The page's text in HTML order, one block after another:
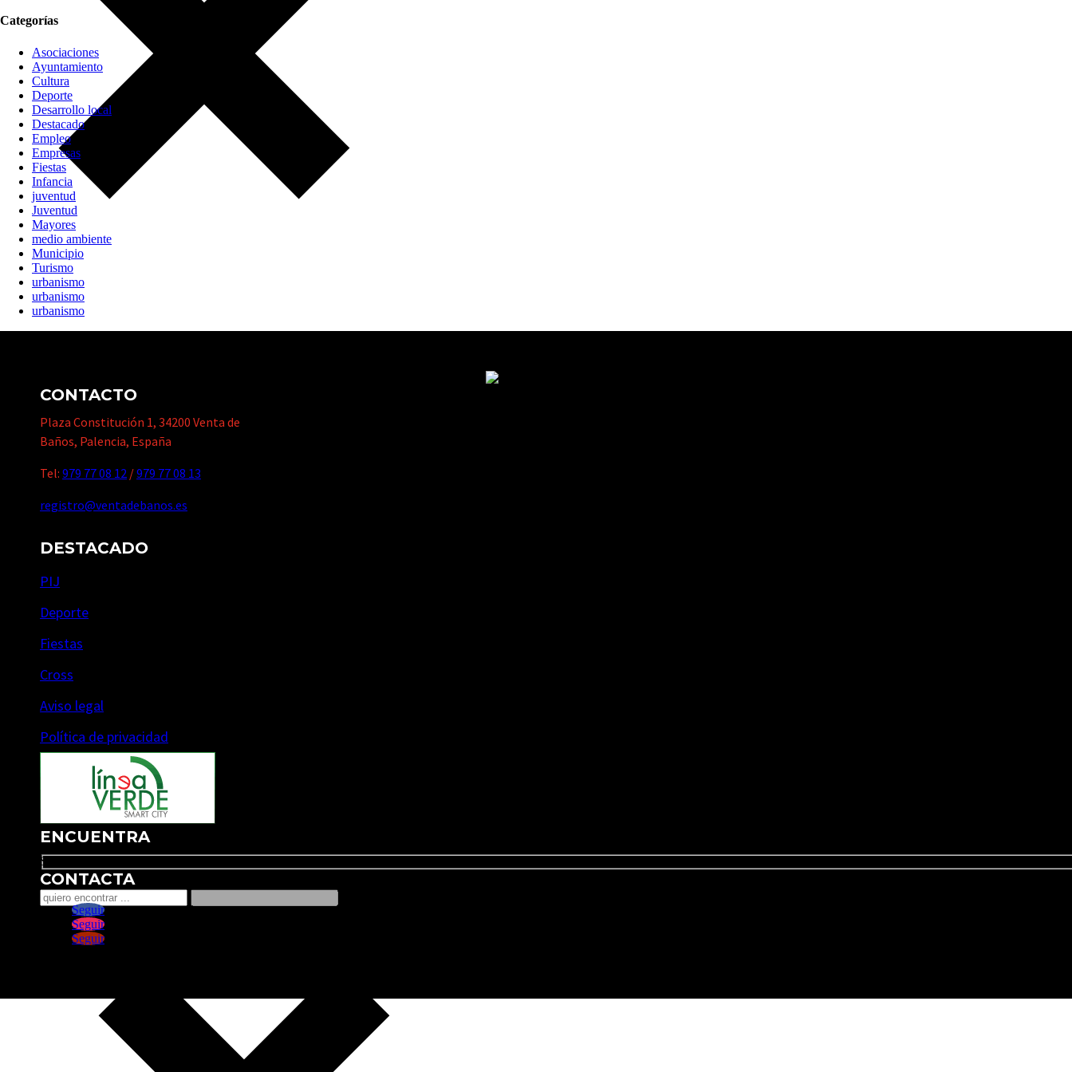
Categorías
Asociaciones
Ayuntamiento
Cultura
Deporte
Desarrollo local
Destacado
Empleo
Empresas
Fiestas
Infancia
juventud
Juventud
Mayores
medio ambiente
Municipio
Turismo
urbanismo
urbanismo
urbanismo
CONTACTO
Plaza Constitución 1, 34200 Venta de
Baños, Palencia, España
Tel: 979 77 08 12 /979 77 08 13
registro@ventadebanos.es
DESTACADO
PIJ
Deporte
Fiestas
Cross
Aviso legal
Política de privacidad
ENCUENTRA
Search
CONTACTA
Seguir
Seguir
Seguir